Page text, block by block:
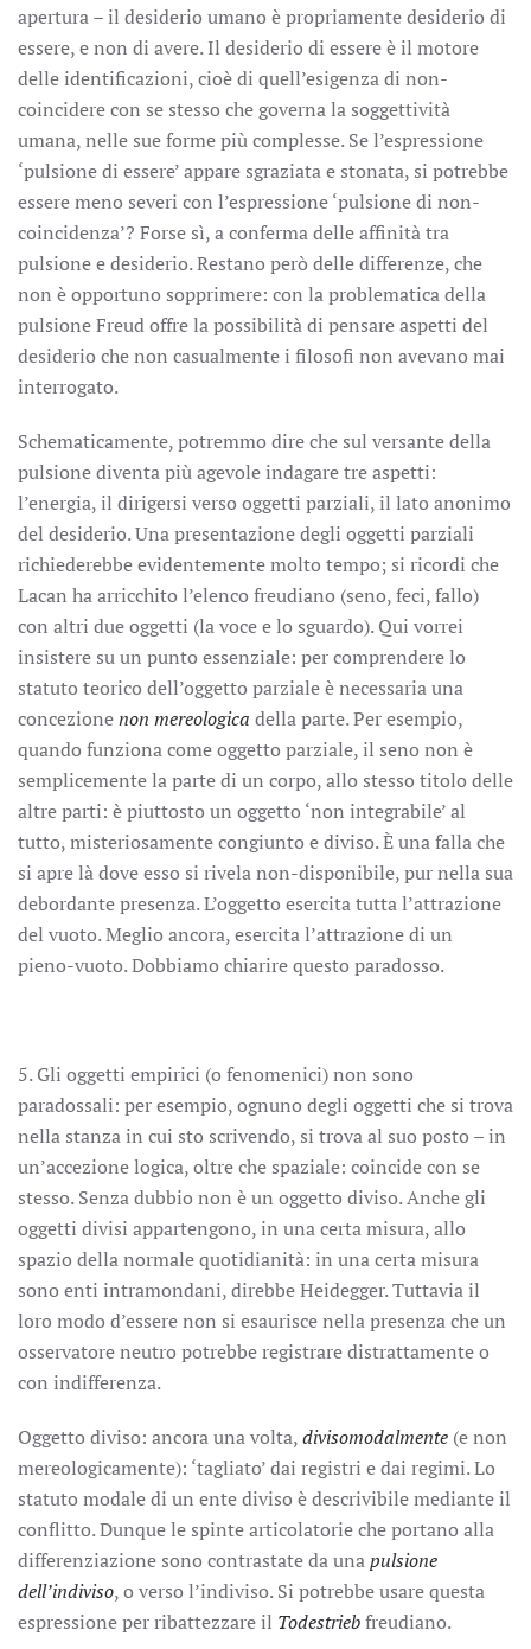
apertura – il desiderio umano è propriamente desiderio di
essere, e non di avere. Il desiderio di essere è il motore
delle identificazioni, cioè di quell’esigenza di non-
coincidere con se stesso che governa la soggettività
umana, nelle sue forme più complesse. Se l’espressione
‘pulsione di essere’ appare sgraziata e stonata, si potrebbe
essere meno severi con l’espressione ‘pulsione di non-
coincidenza’? Forse sì, a conferma delle affinità tra
pulsione e desiderio. Restano però delle differenze, che
non è opportuno sopprimere: con la problematica della
pulsione Freud offre la possibilità di pensare aspetti del
desiderio che non casualmente i filosofi non avevano mai
interrogato.
Schematicamente, potremmo dire che sul versante della
pulsione diventa più agevole indagare tre aspetti:
l’energia, il dirigersi verso oggetti parziali, il lato anonimo
del desiderio. Una presentazione degli oggetti parziali
richiederebbe evidentemente molto tempo; si ricordi che
Lacan ha arricchito l’elenco freudiano (seno, feci, fallo)
con altri due oggetti (la voce e lo sguardo). Qui vorrei
insistere su un punto essenziale: per comprendere lo
statuto teorico dell’oggetto parziale è necessaria una
concezionenon mereologica della parte. Per esempio,
quando funziona come oggetto parziale, il seno non è
semplicemente la parte di un corpo, allo stesso titolo delle
altre parti: è piuttosto un oggetto ‘non integrabile’ al
tutto, misteriosamente congiunto e diviso. È una falla che
si apre là dove esso si rivela non-disponibile, pur nella sua
debordante presenza. L’oggetto esercita tutta l’attrazione
del vuoto. Meglio ancora, esercita l’attrazione di un
pieno-vuoto. Dobbiamo chiarire questo paradosso.
5. Gli oggetti empirici (o fenomenici) non sono
paradossali: per esempio, ognuno degli oggetti che si trova
nella stanza in cui sto scrivendo, si trova al suo posto – in
un’accezione logica, oltre che spaziale: coincide con se
stesso. Senza dubbio non è un oggetto diviso. Anche gli
oggetti divisi appartengono, in una certa misura, allo
spazio della normale quotidianità: in una certa misura
sono enti intramondani, direbbe Heidegger. Tuttavia il
loro modo d’essere non si esaurisce nella presenza che un
osservatore neutro potrebbe registrare distrattamente o
con indifferenza.
Oggetto diviso: ancora una volta,divisomodalmente (e non
mereologicamente): ‘tagliato’ dai registri e dai regimi. Lo
statuto modale di un ente diviso è descrivibile mediante il
conflitto. Dunque le spinte articolatorie che portano alla
differenziazione sono contrastate da unapulsione
dell’indiviso, o verso l’indiviso. Si potrebbe usare questa
espressione per ribattezzare il Todestriebfreudiano.